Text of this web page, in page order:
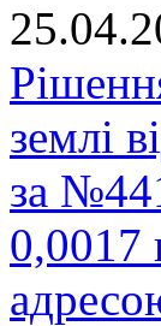
землі
за
0,0017